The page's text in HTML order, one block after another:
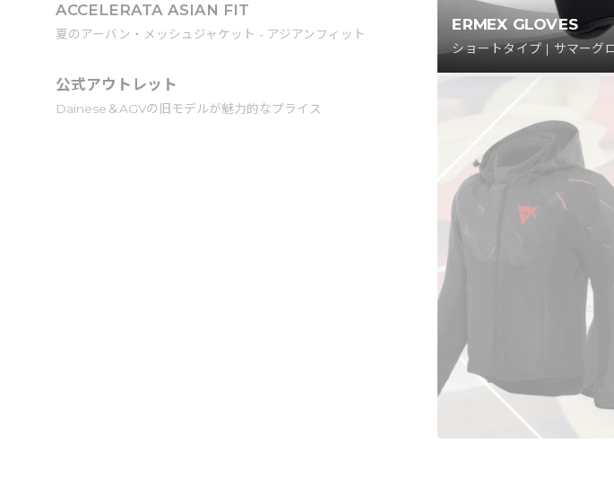
ACCELERATA ASIAN FIT
夏のアーバン・メッシュジャケット - アジアンフィット
公式アウトレット
Dainese＆AGVの旧モデルが魅力的なプライス
ERMEX GLOVES
ショートタイプ | サマーグ